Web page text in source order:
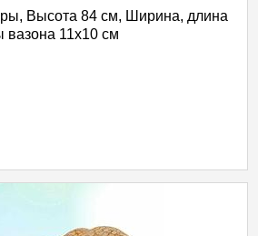
Высота 84 см, Ширина, длина
11х10 см